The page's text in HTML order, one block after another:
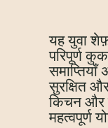
यह युवा
परिपूर्ण
समाप्तियाँ
सुरक्षित
किचन और
महत्वपूर्ण